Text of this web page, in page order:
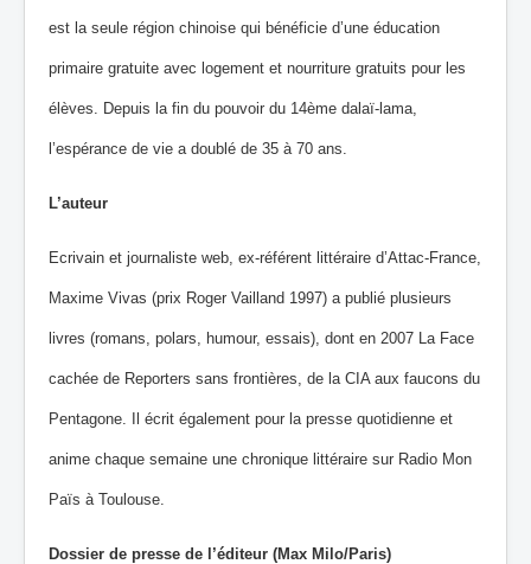
est la seule région chinoise qui bénéficie d’une éducation
primaire gratuite avec logement et nourriture gratuits pour les
élèves. Depuis la fin du pouvoir du 14ème dalaï‐lama,
l’espérance de vie a doublé de 35 à 70 ans.
L’auteur
Ecrivain et journaliste web, ex‐référent littéraire d’Attac‐France,
Maxime Vivas (prix Roger Vailland 1997) a publié plusieurs
livres (romans, polars, humour, essais), dont en 2007 La Face
cachée de Reporters sans frontières, de la CIA aux faucons du
Pentagone. Il écrit également pour la presse quotidienne et
anime chaque semaine une chronique littéraire sur Radio Mon
Païs à Toulouse.
Dossier de presse de l’éditeur (Max Milo/Paris)